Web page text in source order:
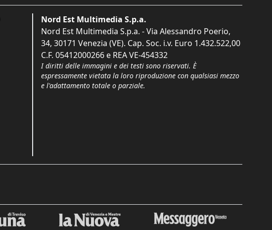
Nord Est Multimedia S.p.a.
Nord Est Multimedia S.p.a. - Via Alessandro Poerio,
34, 30171 Venezia (VE). Cap. Soc. i.v. Euro 1.432.522,00
C.F. 05412000266 e REA VE-454332
I diritti delle immagini e dei testi sono riservati. È
espressamente vietata la loro riproduzione con qualsiasi mezzo
e l'adattamento totale o parziale.